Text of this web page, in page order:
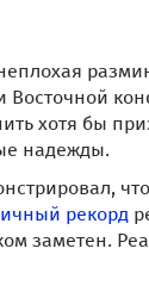
Восточной
хотя бы
надежды.
рекорд
заметен.